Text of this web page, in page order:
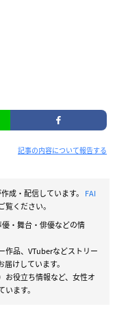
記事の内容について報告する
成・配信しています。 FAI
ください。
・舞台・俳優などの情
作品、VTuberなどストリー
けしています。
お役立ち情報など、女性オ
ます。